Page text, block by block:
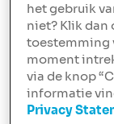
aangebracht in
de producten/
particulieren
(duurzame)
Ons
miljard en onze
aldus Michel
het gebruik
niet? Klik dan
toestemming
moment
via de knop
informatie
Privacy